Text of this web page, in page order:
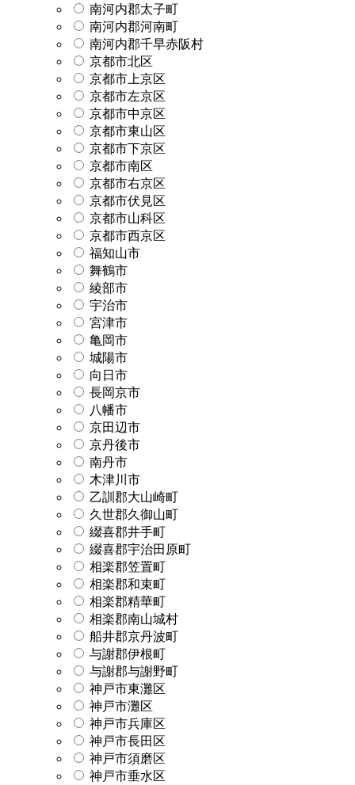
南河内郡太子町
南河内郡河南町
南河内郡千早赤阪村
京都市北区
京都市上京区
京都市左京区
京都市中京区
京都市東山区
京都市下京区
京都市南区
京都市右京区
京都市伏見区
京都市山科区
京都市西京区
福知山市
舞鶴市
綾部市
宇治市
宮津市
亀岡市
城陽市
向日市
長岡京市
八幡市
京田辺市
京丹後市
南丹市
木津川市
乙訓郡大山崎町
久世郡久御山町
綴喜郡井手町
綴喜郡宇治田原町
相楽郡笠置町
相楽郡和束町
相楽郡精華町
相楽郡南山城村
船井郡京丹波町
与謝郡伊根町
与謝郡与謝野町
神戸市東灘区
神戸市灘区
神戸市兵庫区
神戸市長田区
神戸市須磨区
神戸市垂水区